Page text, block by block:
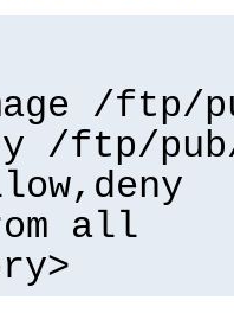
/ftp/
/ftp/pub/
all